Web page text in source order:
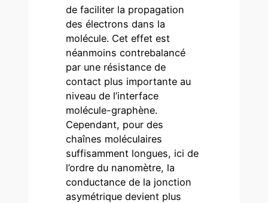
de faciliter la propagation
des électrons dans la
molécule. Cet effet est
néanmoins contrebalancé
par une résistance de
contact plus importante au
niveau de l’interface
molécule-graphène.
Cependant, pour des
chaînes moléculaires
suffisamment longues, ici de
l’ordre du nanomètre, la
conductance de la jonction
asymétrique devient plus